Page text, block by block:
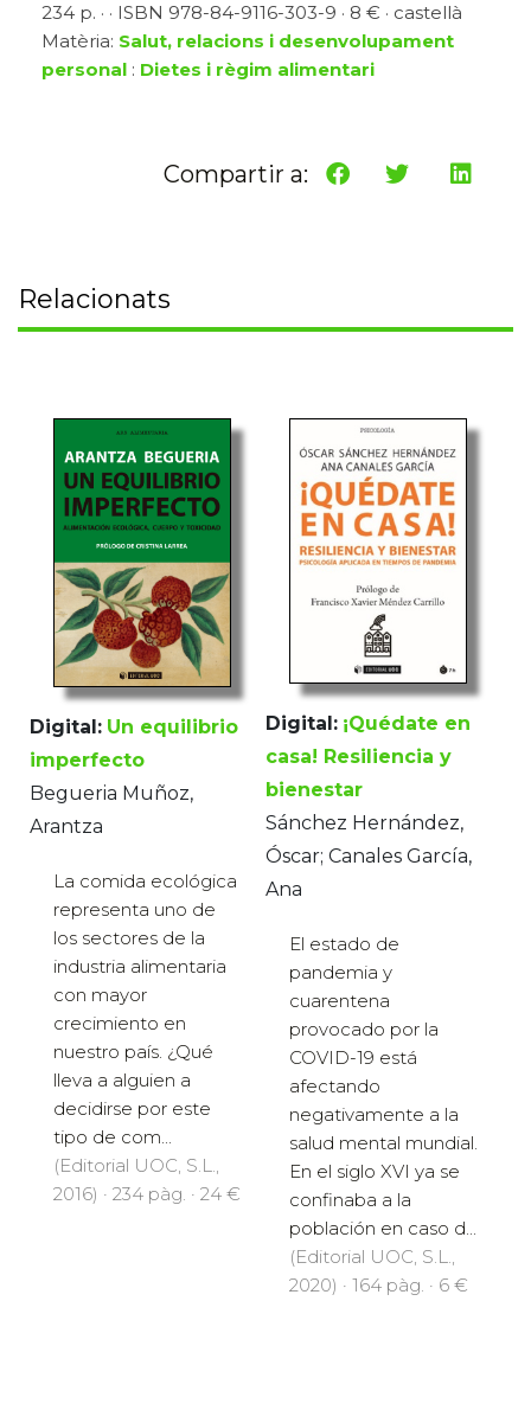
234 p. · · ISBN 978-84-9116-303-9 · 8 € · castellà
Matèria: Salut, relacions i desenvolupament
personal : Dietes i règim alimentari
Compartir a:
Relacionats
Digital: Un equilibrio
imperfecto
Begueria Muñoz,
Arantza
La comida ecológica
representa uno de
los sectores de la
industria alimentaria
con mayor
crecimiento en
nuestro país. ¿Qué
lleva a alguien a
decidirse por este
tipo de com...
(Editorial UOC, S.L.,
2016) · 234 pàg. · 24 €
Digital: ¡Quédate en
casa! Resiliencia y
bienestar
Sánchez Hernández,
Óscar; Canales García,
Ana
El estado de
pandemia y
cuarentena
provocado por la
COVID-19 está
afectando
negativamente a la
salud mental mundial.
En el siglo XVI ya se
confinaba a la
población en caso d...
(Editorial UOC, S.L.,
2020) · 164 pàg. · 6 €